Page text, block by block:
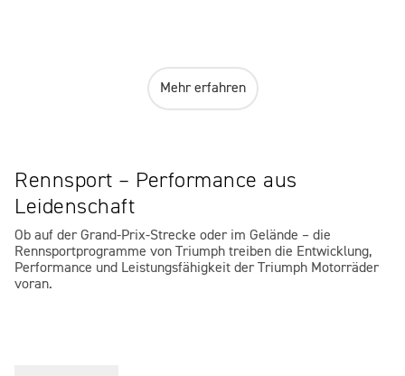
Mehr erfahren
Rennsport – Performance aus
Leidenschaft
Ob auf der Grand-Prix-Strecke oder im Gelände – die
Rennsportprogramme von Triumph treiben die Entwicklung,
Performance und Leistungsfähigkeit der Triumph Motorräder
voran.